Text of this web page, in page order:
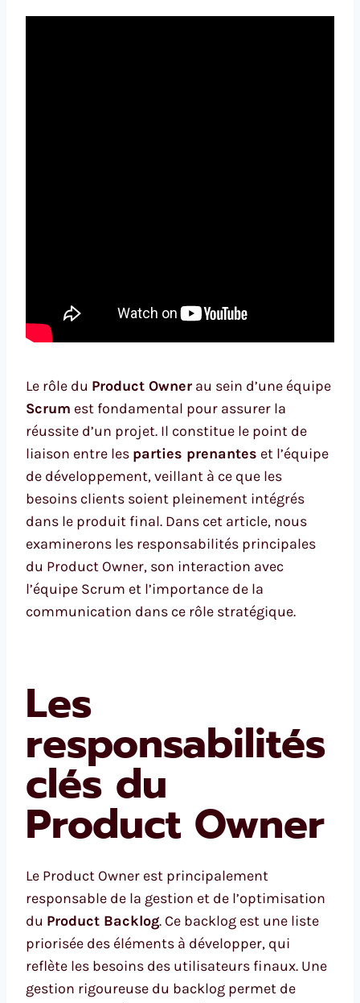
Le rôle du Product Owner au sein d’une équipe
Scrum est fondamental pour assurer la
réussite d’un projet. Il constitue le point de
liaison entre les parties prenantes et l’équipe
de développement, veillant à ce que les
besoins clients soient pleinement intégrés
dans le produit final. Dans cet article, nous
examinerons les responsabilités principales
du Product Owner, son interaction avec
l’équipe Scrum et l’importance de la
communication dans ce rôle stratégique.
Les
responsabilités
clés du
Product Owner
Le Product Owner est principalement
responsable de la gestion et de l’optimisation
du Product Backlog. Ce backlog est une liste
priorisée des éléments à développer, qui
reflète les besoins des utilisateurs finaux. Une
gestion rigoureuse du backlog permet de